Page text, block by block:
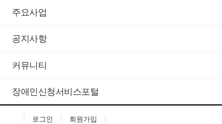
주요사업
공지사항
커뮤니티
장애인신청서비스포털
로그인 회원가입
목록형 2
분류1
분류2